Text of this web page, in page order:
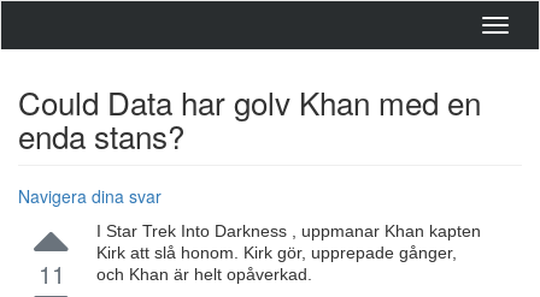
Could Data har golv Khan med en
enda stans?
Navigera dina svar
11
I Star Trek Into Darkness , uppmanar Khan kapten
Kirk att slå honom. Kirk gör, upprepade gånger,
och Khan är helt opåverkad.